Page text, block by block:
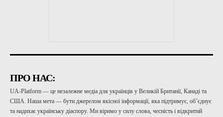
ПРО НАС:
UA-Platform — це незалежне медіа для українців у Великій Британії, Канаді та
США. Наша мета — бути джерелом якісної інформації, яка підтримує, об’єднує
та надихає українську діаспору. Ми віримо у силу слова, чесність і відкритий